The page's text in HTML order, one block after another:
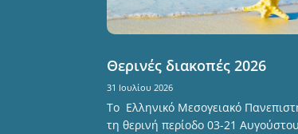
Θερινές διακοπές 2026
31 Ιουλίου 2026
Το Ελληνικό Μεσογειακό
τη θερινή περίοδο 03-21